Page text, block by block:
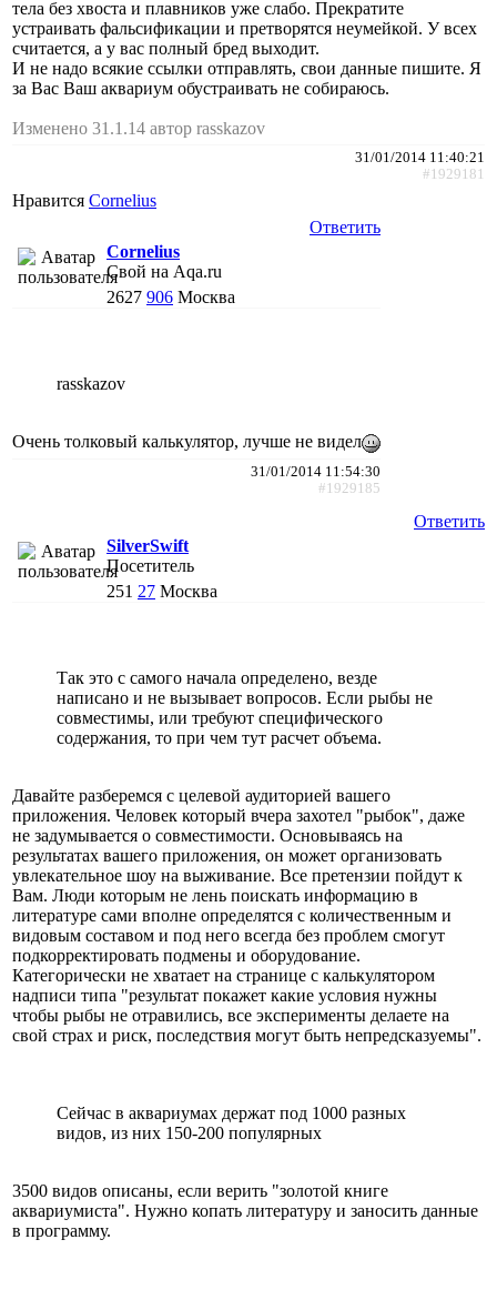
тела без хвоста и плавников уже слабо. Прекратите
устраивать фальсификации и претворятся неумейкой. У всех
считается, а у вас полный бред выходит.
И не надо всякие ссылки отправлять, свои данные пишите. Я
за Вас Ваш аквариум обустраивать не собираюсь.
Изменено 31.1.14 автор rasskazov
31/01/2014 11:40:21
#1929181
Нравится Cornelius
Ответить
Cornelius
Свой на Aqa.ru
2627 906 Москва
rasskazov
Очень толковый калькулятор, лучше не видел
31/01/2014 11:54:30
#1929185
Ответить
SilverSwift
Посетитель
251 27 Москва
Так это с самого начала определено, везде
написано и не вызывает вопросов. Если рыбы не
совместимы, или требуют специфического
содержания, то при чем тут расчет объема.
Давайте разберемся с целевой аудиторией вашего
приложения. Человек который вчера захотел "рыбок", даже
не задумывается о совместимости. Основываясь на
результатах вашего приложения, он может организовать
увлекательное шоу на выживание. Все претензии пойдут к
Вам. Люди которым не лень поискать информацию в
литературе сами вполне определятся с количественным и
видовым составом и под него всегда без проблем смогут
подкорректировать подмены и оборудование.
Категорически не хватает на странице с калькулятором
надписи типа "результат покажет какие условия нужны
чтобы рыбы не отравились, все эксперименты делаете на
свой страх и риск, последствия могут быть непредсказуемы".
Сейчас в аквариумах держат под 1000 разных
видов, из них 150-200 популярных
3500 видов описаны, если верить "золотой книге
аквариумиста". Нужно копать литературу и заносить данные
в программу.